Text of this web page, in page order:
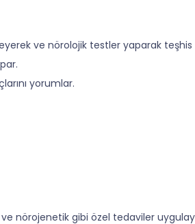
ve nörolojik testler yaparak teşhis
yorumlar.
nörojenetik gibi özel tedaviler